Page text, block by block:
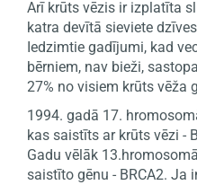
Arī krūts vēzis ir izplatīta
katra devītā sieviete
Iedzimtie gadījumi, kad
bērniem, nav bieži,
27% no visiem krūts vēža
1994. gadā 17.
kas saistīts ar krūts vēzi -
Gadu vēlāk
saistīto gēnu - BRCA2. Ja